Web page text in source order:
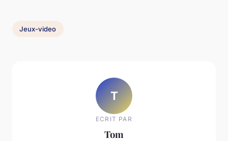
Jeux-video
T
ECRIT PAR
Tom